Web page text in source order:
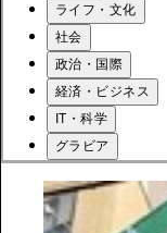
ライフ・文化
社会
政治・国際
経済・ビジネス
IT・科学
グラビア